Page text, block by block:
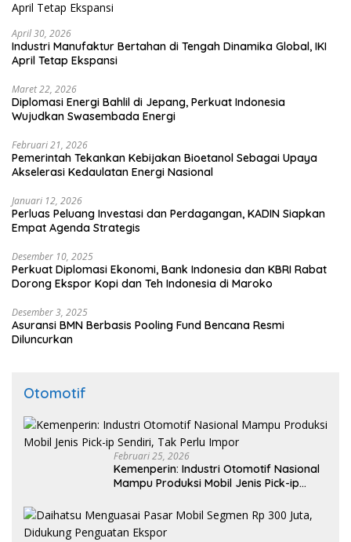
April 30, 2026
Industri Manufaktur Bertahan di Tengah Dinamika Global, IKI
April Tetap Ekspansi
Maret 22, 2026
Diplomasi Energi Bahlil di Jepang, Perkuat Indonesia
Wujudkan Swasembada Energi
Februari 21, 2026
Pemerintah Tekankan Kebijakan Bioetanol Sebagai Upaya
Akselerasi Kedaulatan Energi Nasional
Januari 12, 2026
Perluas Peluang Investasi dan Perdagangan, KADIN Siapkan
Empat Agenda Strategis
Desember 10, 2025
Perkuat Diplomasi Ekonomi, Bank Indonesia dan KBRI Rabat
Dorong Ekspor Kopi dan Teh Indonesia di Maroko
Desember 3, 2025
Asuransi BMN Berbasis Pooling Fund Bencana Resmi
Diluncurkan
Otomotif
Februari 25, 2026
Kemenperin: Industri Otomotif Nasional
Mampu Produksi Mobil Jenis Pick-ip